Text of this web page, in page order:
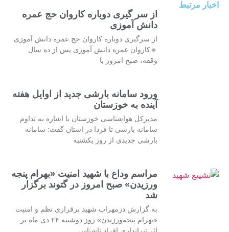
اخبار مرتبط
از سر گیری دوباره کاروان حج عمره
دانش آموزی
از سرگیری دوباره کاروان حج عمره دانش آموزی
🔹کاروان عمره دانش آموزی پس از ده سال
وقفه، صبح امروز با
ورود سامانه بارشی جدید از اوایل هفته
آینده به خوزستان
مدیرکل هواشناسی خوزستان با اشاره به تداوم
سامانه بارشی تا فردا در استان گفت: سامانه
بارشی جدیدی از روز یکشنبه
مراسم وداع با شهید امنیت «بهرام پنجه
ورزیدن» صبح امروز در گتوند برگزار
شد
به گزارش دزمهراب شهید برقراری نظم و امنیت
«بهرام پنجه‌ورزیدن» روز دوشنبه ۲۴ دی ماه بر